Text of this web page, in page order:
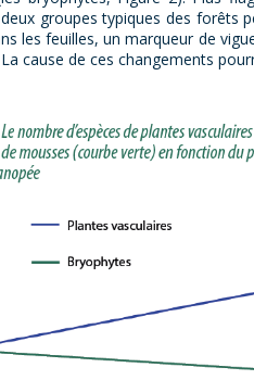
groupes typiques des
les feuilles, un marqueur de
cause de ces changements